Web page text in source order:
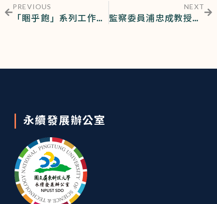
PREVIOUS
「睏乎飽」系列工作坊！GYROKINESIS®禪柔運動舒緩身心
NEXT
監察委員浦忠成教授以原住民族權益與轉型正義為題蒞臨社工系大師講座
永續發展辦公室